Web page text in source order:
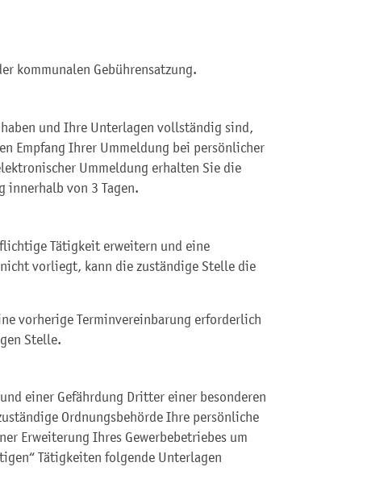
kommunalen Gebührensatzung.
und Ihre Unterlagen vollständig sind,
Empfang Ihrer Ummeldung bei persönlicher
Ummeldung erhalten Sie die
innerhalb von 3 Tagen.
Tätigkeit erweitern und eine
vorliegt, kann die zuständige Stelle die
vorherige Terminvereinbarung erforderlich
Stelle.
einer Gefährdung Dritter einer besonderen
Ordnungsbehörde Ihre persönliche
Erweiterung Ihres Gewerbebetriebes um
Tätigkeiten folgende Unterlagen